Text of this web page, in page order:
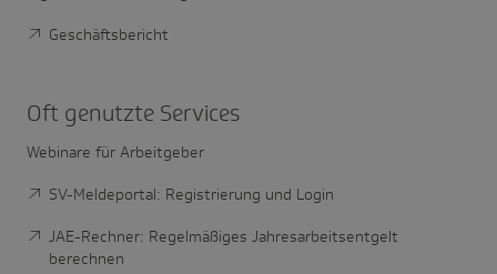
Geschäftsbericht
Oft genutzte Services
Webinare für Arbeitgeber
SV-Meldeportal: Registrierung und Login
JAE-Rechner: Regelmäßiges Jahresarbeitsentgelt
berechnen